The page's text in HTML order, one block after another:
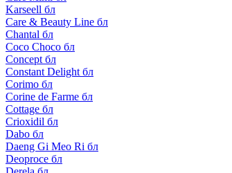
Karseell бл
Care & Beauty Line бл
Chantal бл
Coco Choco бл
Concept бл
Constant Delight бл
Corimo бл
Corine de Farme бл
Cottage бл
Crioxidil бл
Dabo бл
Daeng Gi Meo Ri бл
Deoproce бл